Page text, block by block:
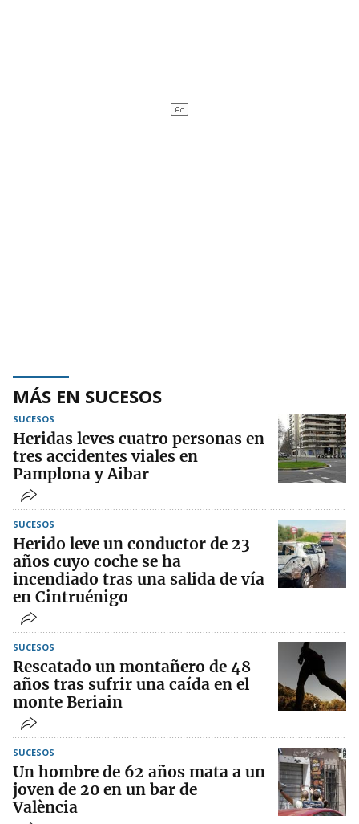
MÁS EN SUCESOS
SUCESOS
Heridas leves cuatro personas en
tres accidentes viales en
Pamplona y Aibar
SUCESOS
Herido leve un conductor de 23
años cuyo coche se ha
incendiado tras una salida de vía
en Cintruénigo
SUCESOS
Rescatado un montañero de 48
años tras sufrir una caída en el
monte Beriain
SUCESOS
Un hombre de 62 años mata a un
joven de 20 en un bar de
València